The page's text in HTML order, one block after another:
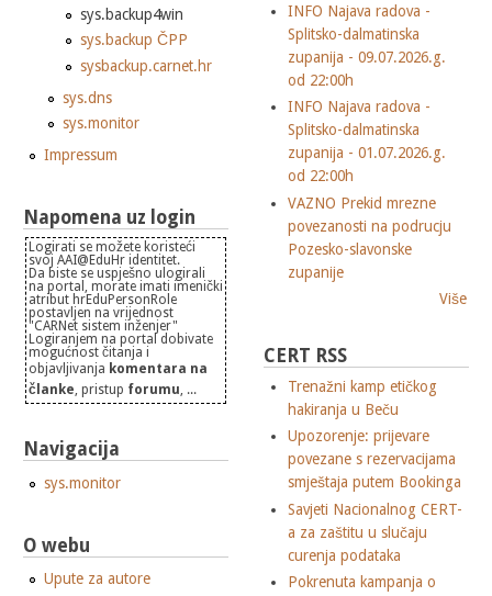
sys.backup4win
sys.backup ČPP
sysbackup.carnet.hr
sys.dns
sys.monitor
Impressum
Napomena uz login
Logirati se možete koristeći
svoj AAI@EduHr identitet.
Da biste se uspješno ulogirali
na portal, morate imati imenički
atribut hrEduPersonRole
postavljen na vrijednost
"CARNet sistem inženjer"
Logiranjem na portal dobivate
mogućnost čitanja i
objavljivanja komentara na
članke, pristup forumu, ...
Navigacija
sys.monitor
O webu
Upute za autore
INFO Najava radova -
Splitsko-dalmatinska
zupanija - 09.07.2026.g.
od 22:00h
INFO Najava radova -
Splitsko-dalmatinska
zupanija - 01.07.2026.g.
od 22:00h
VAZNO Prekid mrezne
povezanosti na podrucju
Pozesko-slavonske
zupanije
Više
CERT RSS
Trenažni kamp etičkog
hakiranja u Beču
Upozorenje: prijevare
povezane s rezervacijama
smještaja putem Bookinga
Savjeti Nacionalnog CERT-
a za zaštitu u slučaju
curenja podataka
Pokrenuta kampanja o